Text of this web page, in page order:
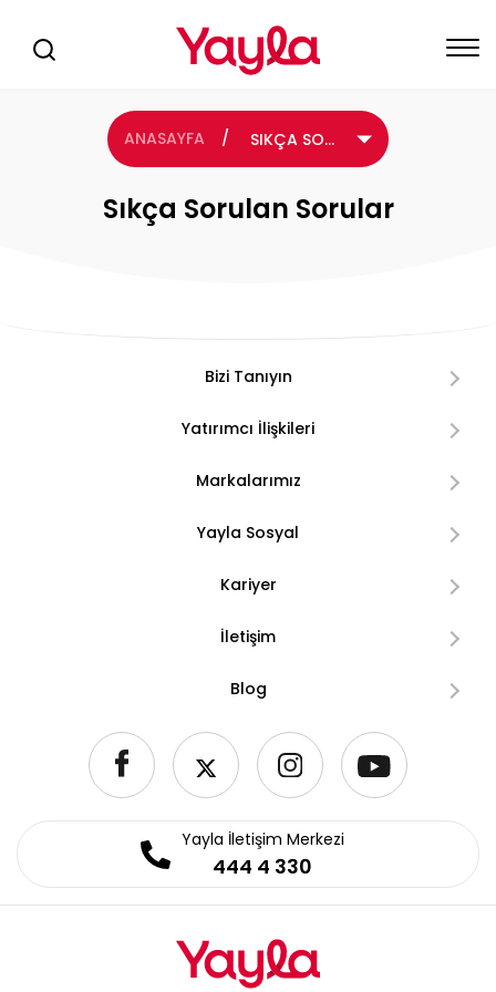
ANASAYFA / SIKÇA SORULAN SORULAR
Sıkça Sorulan Sorular
Bizi Tanıyın
Yatırımcı İlişkileri
Markalarımız
Yayla Sosyal
Kariyer
İletişim
Blog
Yayla İletişim Merkezi
444 4 330